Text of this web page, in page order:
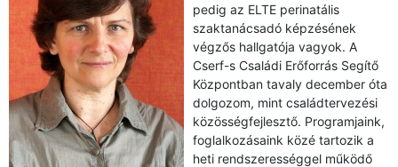
pedig az ELTE perinatális
szaktanácsadó képzésének
végzős hallgatója vagyok. A
Cserf-s Családi Erőforrás Segítő
Központban tavaly december óta
dolgozom, mint családtervezési
közösségfejlesztő. Programjaink,
foglalkozásaink közé tartozik a
heti rendszerességgel működő